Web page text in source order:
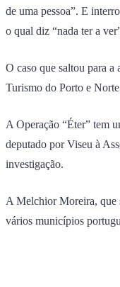
de uma pessoa”. E
o qual diz “nada ter a
O caso que saltou para
Turismo do Porto e
A Operação “Éter” tem
deputado por Viseu à
investigação.
A Melchior Moreira, que
vários municípios